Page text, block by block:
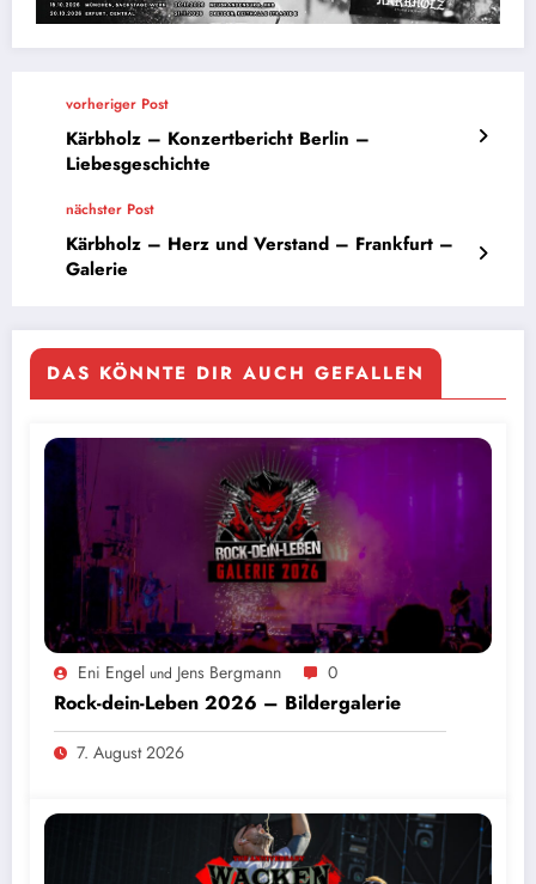
vorheriger Post
Kärbholz – Konzertbericht Berlin –
Liebesgeschichte
nächster Post
Kärbholz – Herz und Verstand – Frankfurt –
Galerie
DAS KÖNNTE DIR AUCH GEFALLEN
Eni Engel und Jens Bergmann 0
Rock-dein-Leben 2026 – Bildergalerie
7. August 2026